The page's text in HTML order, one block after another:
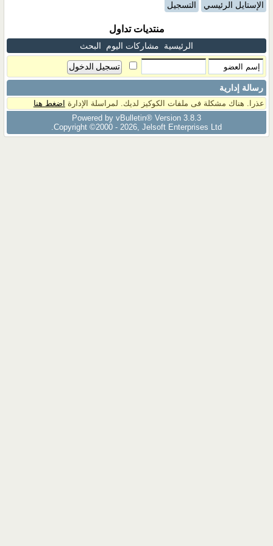
الإستايل الرئيسي التسجيل
منتديات تداول
الرئيسية مشاركات اليوم البحث
رسالة إدارية
عذرا. هناك مشكلة فى ملفات الكوكيز لديك. لمراسلة الإدارة اضغط هنا
Powered by vBulletin® Version 3.8.3
Copyright ©2000 - 2026, Jelsoft Enterprises Ltd.